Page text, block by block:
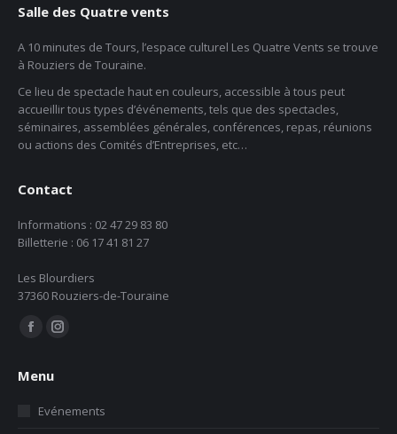
Salle des Quatre vents
A 10 minutes de Tours, l’espace culturel Les Quatre Vents se trouve
à Rouziers de Touraine.
Ce lieu de spectacle haut en couleurs, accessible à tous peut
accueillir tous types d’événements, tels que des spectacles,
séminaires, assemblées générales, conférences, repas, réunions
ou actions des Comités d’Entreprises, etc…
Contact
Informations : 02 47 29 83 80
Billetterie : 06 17 41 81 27
Les Blourdiers
37360 Rouziers-de-Touraine
Trouvez nous sur :
La
Facebook
s'ouvre
La
s'ouvre
Menu
Evénements